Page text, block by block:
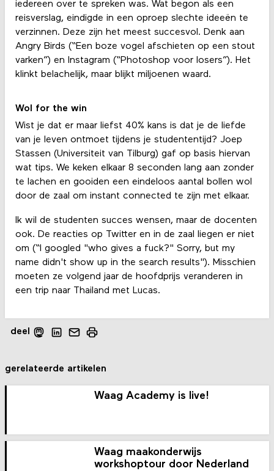
iedereen over te spreken was. Wat begon als een
reisverslag, eindigde in een oproep slechte ideeën te
verzinnen. Deze zijn het meest succesvol. Denk aan
Angry Birds (“Een boze vogel afschieten op een stout
varken”) en Instagram (“Photoshop voor losers”). Het
klinkt belachelijk, maar blijkt miljoenen waard.
Wol for the win
Wist je dat er maar liefst 40% kans is dat je de liefde
van je leven ontmoet tijdens je studententijd? Joep
Stassen (Universiteit van Tilburg) gaf op basis hiervan
wat tips. We keken elkaar 8 seconden lang aan zonder
te lachen en gooiden een eindeloos aantal bollen wol
door de zaal om instant connected te zijn met elkaar.
Ik wil de studenten succes wensen, maar de docenten
ook. De reacties op Twitter en in de zaal liegen er niet
om (“I googled "who gives a fuck?" Sorry, but my
name didn't show up in the search results"). Misschien
moeten ze volgend jaar de hoofdprijs veranderen in
een trip naar Thailand met Lucas.
deel
gerelateerde artikelen
Waag Academy is live!
Waag maakonderwijs
workshoptour door Nederland